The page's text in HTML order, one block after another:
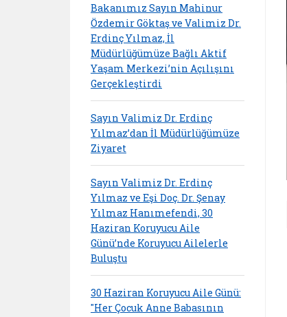
Bakanımız Sayın Mahinur
Özdemir Göktaş ve Valimiz Dr.
Erdinç Yılmaz, İl
Müdürlüğümüze Bağlı Aktif
Yaşam Merkezi’nin Açılışını
Gerçekleştirdi
Sayın Valimiz Dr. Erdinç
Yılmaz’dan İl Müdürlüğümüze
Ziyaret
Sayın Valimiz Dr. Erdinç
Yılmaz ve Eşi Doç. Dr. Şenay
Yılmaz Hanımefendi, 30
Haziran Koruyucu Aile
Günü’nde Koruyucu Ailelerle
Buluştu
30 Haziran Koruyucu Aile Günü:
"Her Çocuk Anne Babasının